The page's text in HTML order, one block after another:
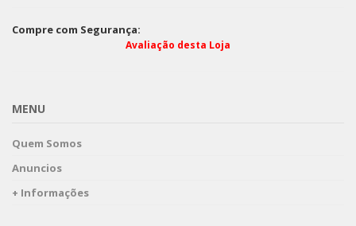
Compre com Segurança:
Avaliação desta Loja
MENU
Quem Somos
Anuncios
+ Informações